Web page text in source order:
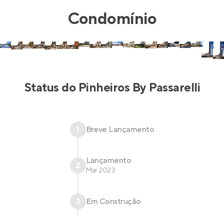
Condomínio
Status do Pinheiros By Passarelli
1 Breve Lançamento
2 Lançamento
Mar 2023
3 Em Construção